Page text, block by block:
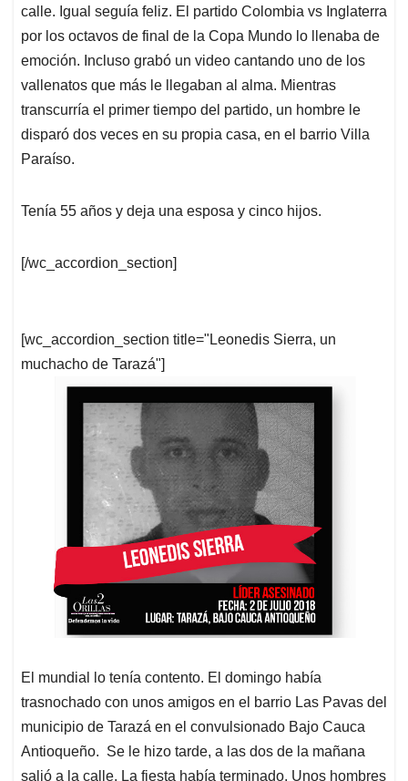
calle. Igual seguía feliz. El partido Colombia vs Inglaterra
por los octavos de final de la Copa Mundo lo llenaba de
emoción. Incluso grabó un video cantando uno de los
vallenatos que más le llegaban al alma. Mientras
transcurría el primer tiempo del partido, un hombre le
disparó dos veces en su propia casa, en el barrio Villa
Paraíso.
Tenía 55 años y deja una esposa y cinco hijos.
[/wc_accordion_section]
[wc_accordion_section title="Leonedis Sierra, un
muchacho de Tarazá"]
El mundial lo tenía contento. El domingo había
trasnochado con unos amigos en el barrio Las Pavas del
municipio de Tarazá en el convulsionado Bajo Cauca
Antioqueño. Se le hizo tarde, a las dos de la mañana
salió a la calle. La fiesta había terminado. Unos hombres